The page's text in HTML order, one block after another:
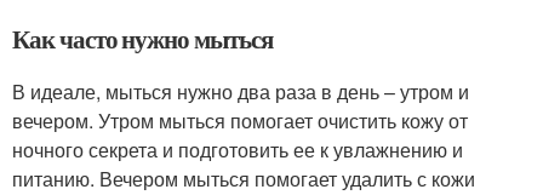
Как часто нужно мыться
В идеале, мыться нужно два раза в день – утром и
вечером. Утром мыться помогает очистить кожу от
ночного секрета и подготовить ее к увлажнению и
питанию. Вечером мыться помогает удалить с кожи